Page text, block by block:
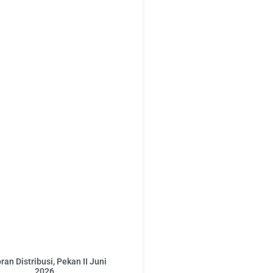
Distribusi, Pekan II Juni